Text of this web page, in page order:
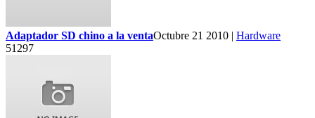
Adaptador SD chino a la ventaOctubre 21 2010 | Hardware
51297